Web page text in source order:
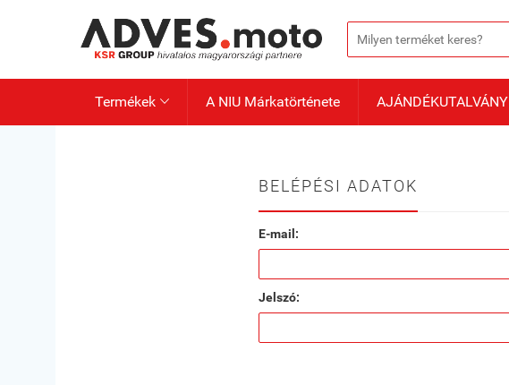
Termékek  A NIU Márkatörténete AJÁNDÉKUTALVÁNY
BELÉPÉSI ADATOK
E-mail:
Jelszó: